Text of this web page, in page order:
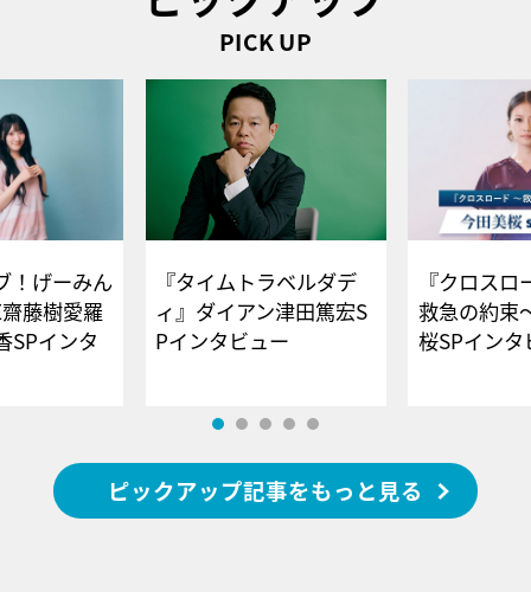
PICK UP
！げーみん
藤樹愛羅
SPインタ
『タイムトラベルダデ
ィ』ダイアン津田篤宏S
Pインタビュー
『クロス
救急の約束
桜SPイ
ピックアップ記事をもっと見る